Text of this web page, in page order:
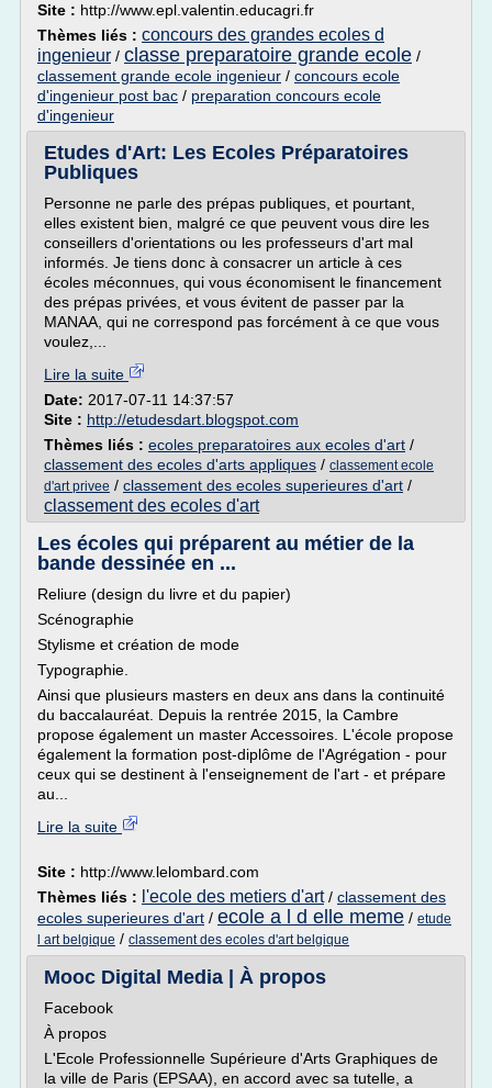
Site : http://www.epl.valentin.educagri.fr
Thèmes liés : concours des grandes ecoles d
ingenieur / classe preparatoire grande ecole /
classement grande ecole ingenieur / concours ecole
d'ingenieur post bac / preparation concours ecole
d'ingenieur
Etudes d'Art: Les Ecoles Préparatoires
Publiques
Personne ne parle des prépas publiques, et pourtant,
elles existent bien, malgré ce que peuvent vous dire les
conseillers d'orientations ou les professeurs d'art mal
informés. Je tiens donc à consacrer un article à ces
écoles méconnues, qui vous économisent le financement
des prépas privées, et vous évitent de passer par la
MANAA, qui ne correspond pas forcément à ce que vous
voulez,...
Lire la suite
Date: 2017-07-11 14:37:57
Site : http://etudesdart.blogspot.com
Thèmes liés : ecoles preparatoires aux ecoles d'art /
classement des ecoles d'arts appliques / classement ecole
d'art privee / classement des ecoles superieures d'art /
classement des ecoles d'art
Les écoles qui préparent au métier de la
bande dessinée en ...
Reliure (design du livre et du papier)
Scénographie
Stylisme et création de mode
Typographie.
Ainsi que plusieurs masters en deux ans dans la continuité
du baccalauréat. Depuis la rentrée 2015, la Cambre
propose également un master Accessoires. L'école propose
également la formation post-diplôme de l'Agrégation - pour
ceux qui se destinent à l'enseignement de l'art - et prépare
au...
Lire la suite
Site : http://www.lelombard.com
Thèmes liés : l'ecole des metiers d'art/ classement des
ecoles superieures d'art / ecole a l d elle meme / etude
l art belgique / classement des ecoles d'art belgique
Mooc Digital Media | À propos
Facebook
À propos
L'Ecole Professionnelle Supérieure d'Arts Graphiques de
la ville de Paris (EPSAA), en accord avec sa tutelle, a